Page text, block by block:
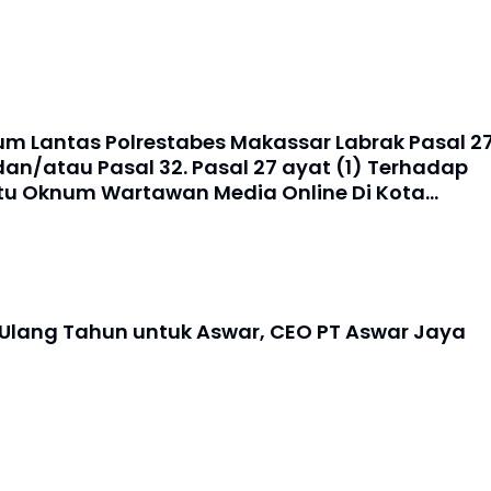
Lantas Polrestabes Makassar Labrak Pasal
atau Pasal 32. Pasal 27 ayat (1) Terhadap
Oknum Wartawan Media Online Di Kota
Tahun untuk Aswar, CEO PT Aswar Jaya